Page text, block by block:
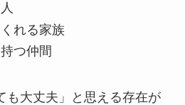
れる家族
つ仲間
も大丈夫」と思える存在が